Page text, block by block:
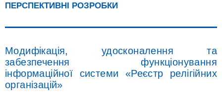
ПЕРСПЕКТИВНІ РОЗРОБКИ
Модифікація, удосконалення та
забезпечення функціонування
інформаційної системи «Реєстр релігійних
організацій»